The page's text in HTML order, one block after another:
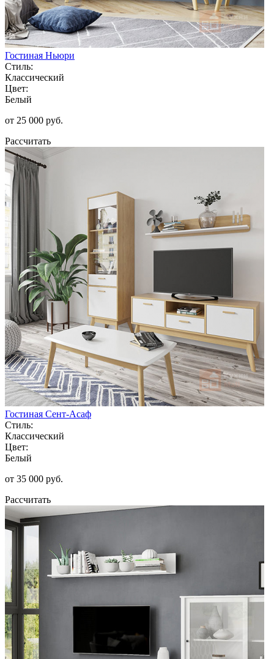
Гостиная Ньюри
Стиль:
Классический
Цвет:
Белый
от 25 000 руб.
Рассчитать
Гостиная Сент-Асаф
Стиль:
Классический
Цвет:
Белый
от 35 000 руб.
Рассчитать